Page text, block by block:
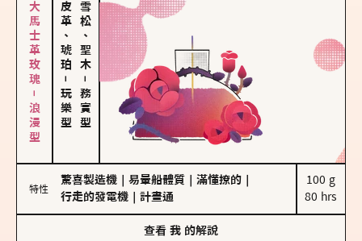
大馬士革玫瑰－浪漫型 皮革、琥珀
－
玩樂型
雪松、聖木
－
務實型
特性
驚喜製造機 易暈船體質 滿懂撩的
行走的發電機
計畫通
100 g
80 hrs
查看 我 的解說